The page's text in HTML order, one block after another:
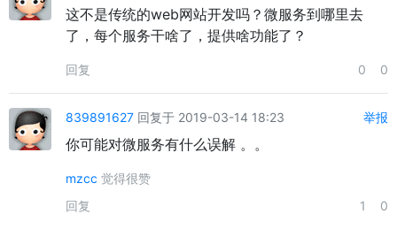
这不是传统的web网站开发吗？微服务到哪里去
了，每个服务干啥了，提供啥功能了？
回复 0 0
839891627 回复于 2019-03-14 18:23 举报
你可能对微服务有什么误解 。。
mzcc 觉得很赞
回复
1 0